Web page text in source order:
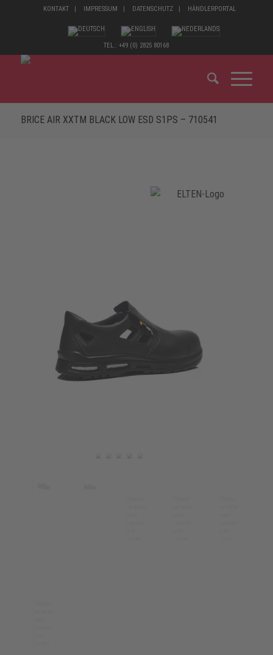
KONTAKT IMPRESSUM DATENSCHUTZ HÄNDLERPORTAL
TEL.: +49 (0) 2825 80168
BRICE AIR XXTM BLACK LOW ESD S1PS – 710541